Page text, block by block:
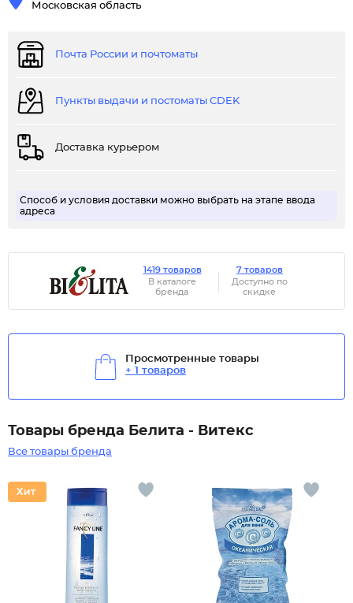
Московская область
Почта России и почтоматы
Пункты выдачи и постоматы CDEK
Доставка курьером
Способ и условия доставки можно выбрать на этапе ввода
адреса
1419 товаров
В каталоге
бренда
7 товаров
Доступно по
скидке
Просмотренные товары
+ 1 товаров
Товары бренда Белита - Витекс
Все товары бренда